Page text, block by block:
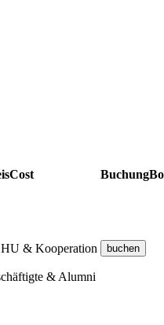
Cost Buchung
& Kooperation
& Alumni